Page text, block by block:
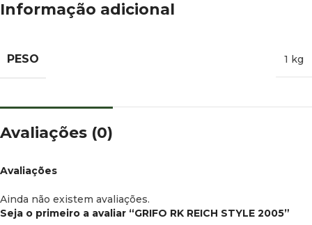
Informação adicional
PESO 1 kg
Avaliações (0)
Avaliações
Ainda não existem avaliações.
Seja o primeiro a avaliar “GRIFO RK REICH STYLE 2005”